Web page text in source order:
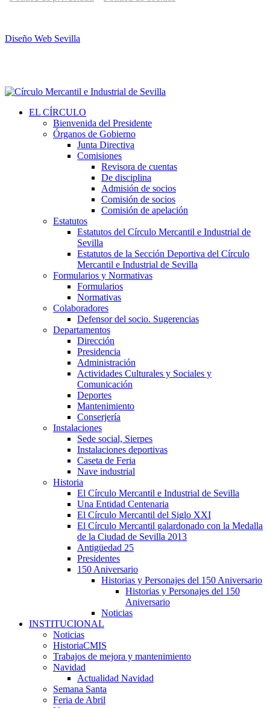
Diseño Web Sevilla
EL CÍRCULO
Bienvenida del Presidente
Órganos de Gobierno
Junta Directiva
Comisiones
Revisora de cuentas
De disciplina
Admisión de socios
Comisión de socios
Comisión de apelación
Estatutos
Estatutos del Círculo Mercantil e Industrial de
Sevilla
Estatutos de la Sección Deportiva del Círculo
Mercantil e Industrial de Sevilla
Formularios y Normativas
Formularios
Normativas
Colaboradores
Defensor del socio. Sugerencias
Departamentos
Dirección
Presidencia
Administración
Actividades Culturales y Sociales y
Comunicación
Deportes
Mantenimiento
Conserjería
Instalaciones
Sede social, Sierpes
Instalaciones deportivas
Caseta de Feria
Nave industrial
Historia
El Círculo Mercantil e Industrial de Sevilla
Una Entidad Centenaria
El Círculo Mercantil del Siglo XXI
El Círculo Mercantil galardonado con la Medalla
de la Ciudad de Sevilla 2013
Antigüedad 25
Presidentes
150 Aniversario
Historias y Personajes del 150 Aniversario
Historias y Personajes del 150
Aniversario
Noticias
INSTITUCIONAL
Noticias
HistoriaCMIS
Trabajos de mejora y mantenimiento
Navidad
Actualidad Navidad
Semana Santa
Feria de Abril